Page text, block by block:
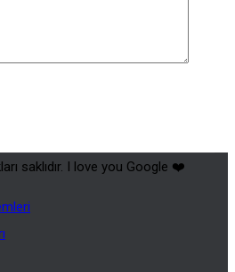
saklıdır. I love you Google ❤️